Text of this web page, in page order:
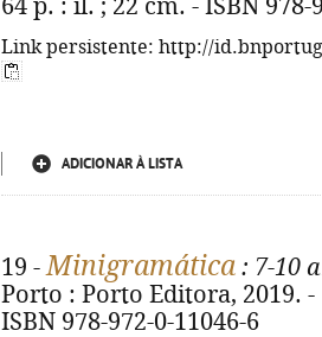
64 p. : il. ; 22 cm. - ISBN 978-
Link persistente: http://
ADICIONAR À LISTA
19 -Minigramática : 7-10
Porto : Porto Editora, 2019.
ISBN 978-972-0-11046-6